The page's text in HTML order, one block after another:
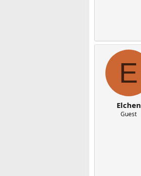
E
Elchen
Guest